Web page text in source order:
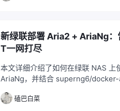
新绿联部署 Aria2 + AriaNg
T一网打尽
本文详细介绍了如何在绿联 NAS
AriaNg，并结合 superng6/docker-
载，尽在掌握。
磕巴白菜